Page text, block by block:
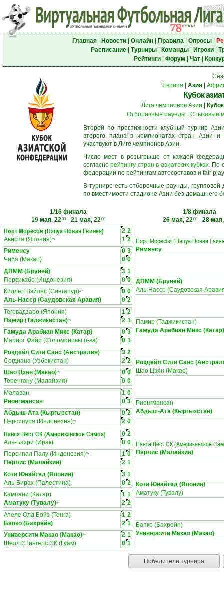
Главная| Новости| Онлайн| Правила| Опросы|
Расписание| Турниры| Команды| Игроки|
Рейтинги| Форум Чат|
Европа
Азия
Кубок
Лига чемпионов Азии
Отборочные раунды
Стыковые
Второй по престижности клубный турнир
второго плана в чемпионатах стран Азии
участвуют в Лиге чемпионов Азии.
Число мест в розыгрыше от каждой
согласнорейтингу стран в азиатских кубках. По
федерации по рейтингам автосоставов и fair
В турнире есть отборочные раунды,
по вместимости стадионе Азии без домашнего
1/16 финала
19 мая, 2200- 21 мая, 2200
1/8 финала
26 мая, 2200- 28
Порт Моресби (Папуа Новая Гвинея) 2 2
Ависпа (Япония)ЛЧ 1 2
Рименсу
0 3
Чиба (Макао)
0 0
Порт Моресби (Папуа Новая
Рименсу
ДПММ (Бруней) 3 1
Персикабо (Индонезия)
0 0
Киллер Вэйлес (Сингапур)ЛЧ 0 0
Аль-Насср (Саудовская Аравия)
0 2
ДПММ (Бруней)
Аль-Насср (Саудовская
Тегевадзаро (Япония) 1 2
Памир (Таджикистан)ЛЧ 2 1
Гамуда Арабиан Микс (Катар)
0 3
Марист Файр (Соломоновы о-ва)
0 1
Памир (Таджикистан)
Гамуда Арабиан Микс (Катар)
Рокдейл Сити Санс (Австралия) 3 2
Согдиана (Узбекистан)
2 2
Шао Цзян (Макао)ЛЧ 0 0
Теренгану (Малайзия)
0 0
Рокдейл Сити Санс
Шао Цзян (Макао)
Малаван 1 0
Рионгмансан
0 3
Абдыш-Ата (Кыргызстан)
0 2
Персипура (Индонезия)ЛЧ 2 0
Рионгмансан
Абдыш-Ата (Кыргызстан)
Панса Вест СК (Американское Самоа) 0 2
Аль-Бахри (Ирак)
0 0
Персипал Палу (Индонезия)ЛЧ 1 0
Перлис (Малайзия)
2 1
Панса Вест СК (Американское
Перлис (Малайзия)
Коти Юнайтед (Япония) 3 1
Аль-Бирах (Палестина)
0 2
Кампани (Катар)
1 1
Аматуку (Тувалу)ЛЧ 2 2
Коти Юнайтед (Япония)
Аматуку (Тувалу)
Ателе Олд Бойз (Тонга) 1 2
Бапко (Бахрейн)
2 1
Университи Макао (Макао)ЛЧ 2 1
Шелл Стингерс СК (Гуам)
0 1
Бапко (Бахрейн)
Университи Макао (Макао)
Победители турнира